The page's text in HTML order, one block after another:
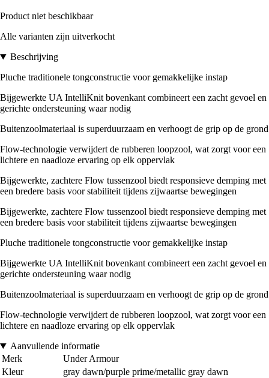
Product niet beschikbaar
Alle varianten zijn uitverkocht
Beschrijving
Pluche traditionele tongconstructie voor gemakkelijke instap
Bijgewerkte UA IntelliKnit bovenkant combineert een zacht gevoel en
gerichte ondersteuning waar nodig
Buitenzoolmateriaal is superduurzaam en verhoogt de grip op de grond
Flow-technologie verwijdert de rubberen loopzool, wat zorgt voor een
lichtere en naadloze ervaring op elk oppervlak
Bijgewerkte, zachtere Flow tussenzool biedt responsieve demping met
een bredere basis voor stabiliteit tijdens zijwaartse bewegingen
Bijgewerkte, zachtere Flow tussenzool biedt responsieve demping met
een bredere basis voor stabiliteit tijdens zijwaartse bewegingen
Pluche traditionele tongconstructie voor gemakkelijke instap
Bijgewerkte UA IntelliKnit bovenkant combineert een zacht gevoel en
gerichte ondersteuning waar nodig
Buitenzoolmateriaal is superduurzaam en verhoogt de grip op de grond
Flow-technologie verwijdert de rubberen loopzool, wat zorgt voor een
lichtere en naadloze ervaring op elk oppervlak
Aanvullende informatie
Merk
Under Armour
Kleur
gray dawn/purple prime/metallic gray dawn